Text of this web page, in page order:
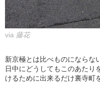
via 藤花
新京極とは比べものにならな
日中にどうしてもこのあたり
けるために出来るだけ裏寺町